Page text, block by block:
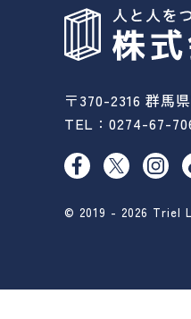
〒370-2316 群馬
TEL： 0274-67-
© 2019 - 2026 Triel